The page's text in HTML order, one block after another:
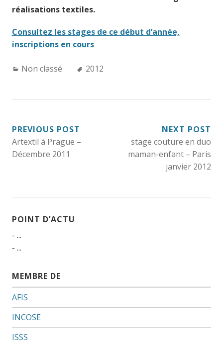
réalisations textiles.
Consultez les stages de ce début d’année,
inscriptions en cours
Categories:
Non classé Tags:
2012
NAVIGATION
DE
PREVIOUS POST
Artextil à Prague –
Décembre 2011
NEXT POST
stage couture en duo
maman-enfant – Paris
janvier 2012
POINT D’ACTU
- ...
- ...
MEMBRE DE
AFIS
INCOSE
ISSS